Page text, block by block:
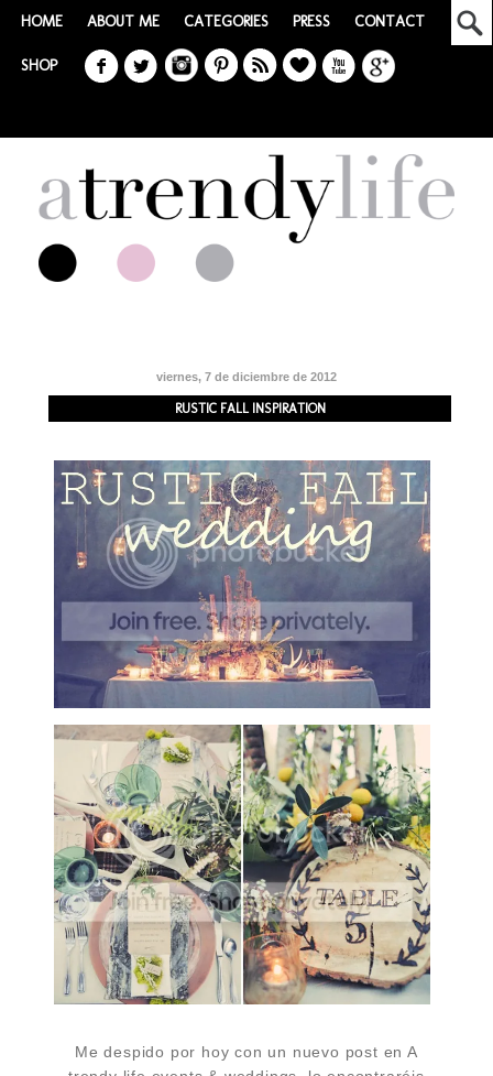
HOME ABOUT ME CATEGORIES PRESS CONTACT
SHOP
viernes, 7 de diciembre de 2012
RUSTIC FALL INSPIRATION
Me despido por hoy con un nuevo post en A